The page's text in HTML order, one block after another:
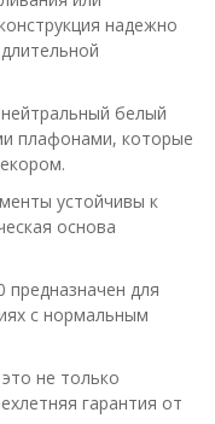
надежно
белый
плафонами, которые
устойчивы к
основа
предназначен для
с нормальным
не только
гарантия от